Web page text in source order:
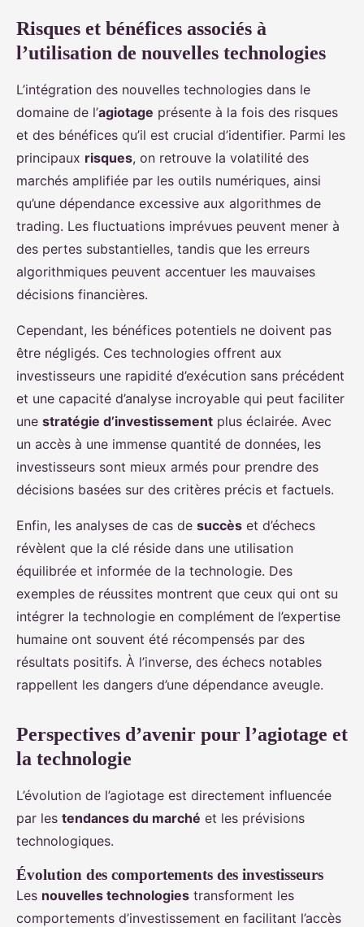
Risques et bénéfices associés à
l’utilisation de nouvelles technologies
L’intégration des nouvelles technologies dans le
domaine de l’agiotage présente à la fois des risques
et des bénéfices qu’il est crucial d’identifier. Parmi les
principaux risques, on retrouve la volatilité des
marchés amplifiée par les outils numériques, ainsi
qu’une dépendance excessive aux algorithmes de
trading. Les fluctuations imprévues peuvent mener à
des pertes substantielles, tandis que les erreurs
algorithmiques peuvent accentuer les mauvaises
décisions financières.
Cependant, les bénéfices potentiels ne doivent pas
être négligés. Ces technologies offrent aux
investisseurs une rapidité d’exécution sans précédent
et une capacité d’analyse incroyable qui peut faciliter
une stratégie d’investissement plus éclairée. Avec
un accès à une immense quantité de données, les
investisseurs sont mieux armés pour prendre des
décisions basées sur des critères précis et factuels.
Enfin, les analyses de cas de succès et d’échecs
révèlent que la clé réside dans une utilisation
équilibrée et informée de la technologie. Des
exemples de réussites montrent que ceux qui ont su
intégrer la technologie en complément de l’expertise
humaine ont souvent été récompensés par des
résultats positifs. À l’inverse, des échecs notables
rappellent les dangers d’une dépendance aveugle.
Perspectives d’avenir pour l’agiotage et
la technologie
L’évolution de l’agiotage est directement influencée
par les tendances du marché et les prévisions
technologiques.
Évolution des comportements des investisseurs
Les nouvelles technologies transforment les
comportements d’investissement en facilitant l’accès